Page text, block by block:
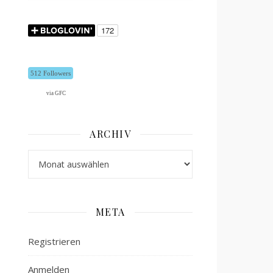
512 Followers
via GFC
ARCHIV
META
Registrieren
Anmelden